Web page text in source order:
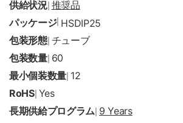
供給状況| 推奨品
パッケージ| HSDIP25
包装形態| チューブ
包装数量| 60
最小個装数量 12
RoHS| Yes
長期供給プログラム 9 Years